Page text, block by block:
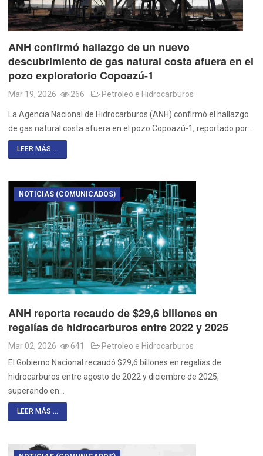
ANH confirmó hallazgo de un nuevo
descubrimiento de gas natural costa afuera en el
pozo exploratorio Copoazú-1
Mar 19, 2026 266 Petroleo e Hidrocarburos
La Agencia Nacional de Hidrocarburos (ANH) confirmó el hallazgo
de gas natural costa afuera en el pozo Copoazú-1, reportado por…
LEER MÁS ...
NOTICIAS (COMUNICADOS)
ANH reporta recaudo de $29,6 billones en
regalías de hidrocarburos entre 2022 y 2025
Mar 02, 2026 641
Petroleo e Hidrocarburos
El Gobierno Nacional recaudó $29,6 billones en regalías de
hidrocarburos entre agosto de 2022 y diciembre de 2025,
superando en…
LEER MÁS ...